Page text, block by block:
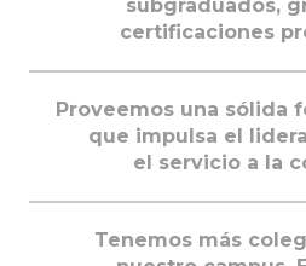
subgraduados,
certificaciones
Proveemos una sólida
que impulsa el
el servicio a la
Tenemos más